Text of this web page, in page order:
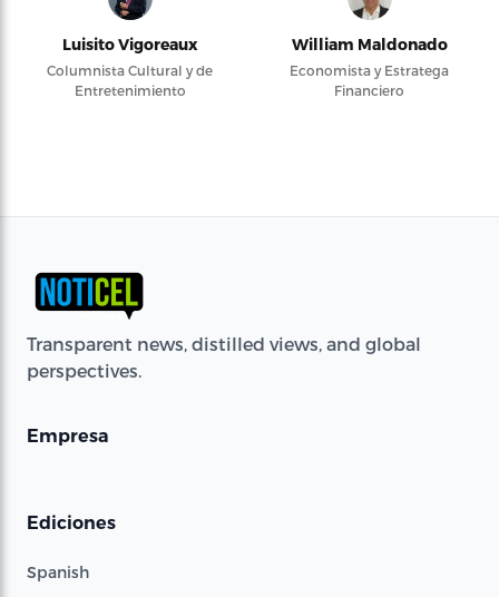
Luisito Vigoreaux
Columnista Cultural y de
Entretenimiento
William Maldonado
Economista y Estratega
Financiero
Transparent news, distilled views, and global
perspectives.
Empresa
Ediciones
Spanish